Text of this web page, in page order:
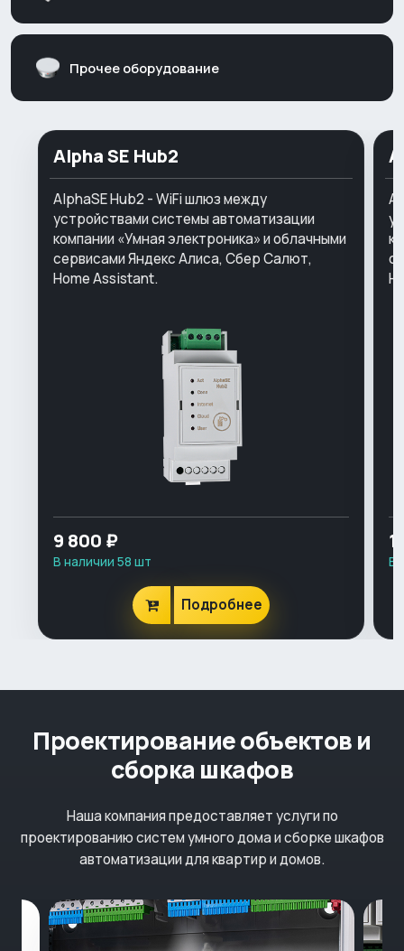
Прочее оборудование
Alpha SE Hub2
AlphaSE Hub2 - WiFi шлюз между
устройствами системы автоматизации
компании «Умная электроника» и облачными
сервисами Яндекс Алиса, Сбер Салют,
Home Assistant.
9 800 ₽
В наличии 58 шт
Подробнее
В
Проектирование объектов и
сборка шкафов
Наша компания предоставляет услуги по
проектированию систем умного дома и сборке шкафов
автоматизации для квартир и домов.